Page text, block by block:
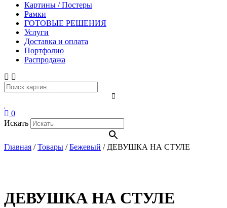
Картины / Постеры
Рамки
ГОТОВЫЕ РЕШЕНИЯ
Услуги
Доставка и оплата
Портфолио
Распродажа
0
Искать
Главная /Товары /Бежевый / ДЕВУШКА НА СТУЛЕ
ДЕВУШКА НА СТУЛЕ